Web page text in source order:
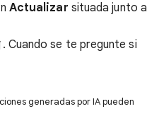
Actualizar situada junto a
. Cuando se te pregunte si
generadas por IA pueden